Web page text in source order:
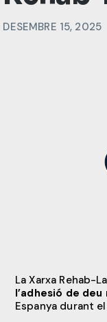
DESEMBRE 15, 2025
La Xarxa Rehab-
l’adhesió de
Espanya durant